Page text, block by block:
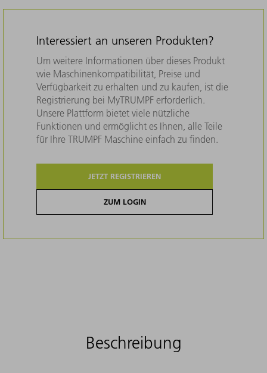
Interessiert an unseren Produkten?
Um weitere Informationen über dieses Produkt
wie Maschinenkompatibilität, Preise und
Verfügbarkeit zu erhalten und zu kaufen, ist die
Registrierung bei MyTRUMPF erforderlich.
Unsere Plattform bietet viele nützliche
Funktionen und ermöglicht es Ihnen, alle Teile
für Ihre TRUMPF Maschine einfach zu finden.
JETZT REGISTRIEREN
ZUM LOGIN
Beschreibung